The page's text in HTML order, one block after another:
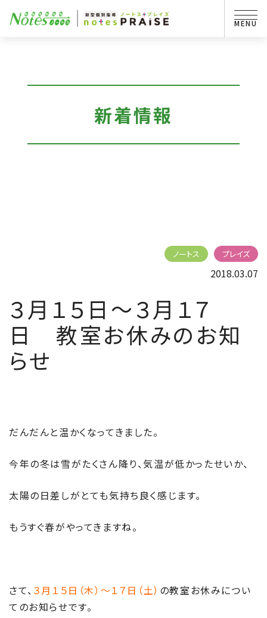
新着情報
ノートス プレイズ
2018.03.07
３月１５日～３月１７
日 教室お休みのお知
らせ
だんだんと温かくなってきました。
今年の冬は雪がたくさん降り、気温が低かったせいか、
太陽の日差しがとても気持ち良く感じます。
もうすぐ春がやってきますね。
さて、 ３月１５日（木）～１７日（土） の教室お休みについ
てのお知らせです。